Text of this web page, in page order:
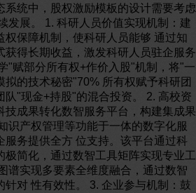
系统中，股权激励模板的设计需要考虑
发展。 1. 科研人员价值实现机制：建
权保障机制，使科研人员能够 通过知
获得长期收益，激发科研人员驻企服务
"赋部分所有权+作价入股"机制，将"一
的技术秘密"70% 所有权赋予科研团
队"现金+持股"的混合投资。 2. 高校资
技成果转化数智服务平台，构建集成果
识产权管理等功能于一体的数字化服
服务提供全方 位支持。该平台通过科
极简化，通过数智工具矩阵实现专业工
谱实现多要素全维度融合，通过数智
针对 性有效性。 3. 企业参与机制：鼓